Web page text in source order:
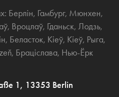
Берлін, Гамбург, Мюнхен,
, Вроцлаў, Гданьск, Лодзь,
, Беласток, Кіеў, Кіеў, Рыга,
, Браціслава, Нью-Ёрк
1, 13353 Berlin